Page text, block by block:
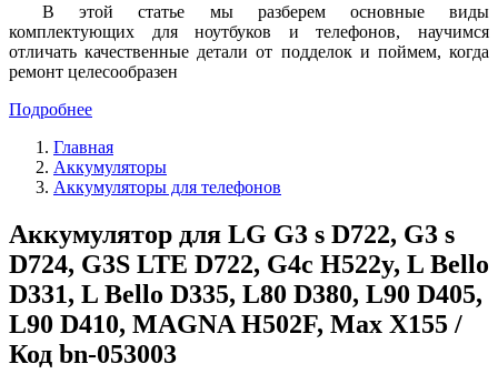
В этой статье мы разберем основные виды
комплектующих для ноутбуков и телефонов, научимся
отличать качественные детали от подделок и поймем, когда
ремонт целесообразен
Подробнее
Главная
Аккумуляторы
Аккумуляторы для телефонов
Аккумулятор для LG G3 s D722, G3 s
D724, G3S LTE D722, G4c H522y, L Bello
D331, L Bello D335, L80 D380, L90 D405,
L90 D410, MAGNA H502F, Max X155 /
Код bn-053003